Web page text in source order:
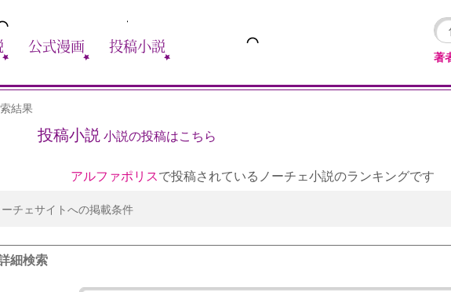
公式漫画 投稿小説
著
結果
投稿小説 小説の投稿はこちら
アルファポリスで投稿されているノーチェ小説のランキングです
ーチェサイトへの掲載条件
細検索